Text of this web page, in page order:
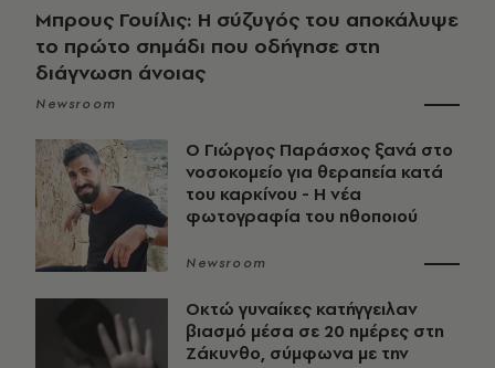
Μπρους Γουίλις: Η σύζυγός του αποκάλυψε
το πρώτο σημάδι που οδήγησε στη
διάγνωση άνοιας
Newsroom
O Γιώργος Παράσχος ξανά στο
νοσοκομείο για θεραπεία κατά
του καρκίνου - Η νέα
φωτογραφία του ηθοποιού
Newsroom
Οκτώ γυναίκες κατήγγειλαν
βιασμό μέσα σε 20 ημέρες στη
Ζάκυνθο, σύμφωνα με την